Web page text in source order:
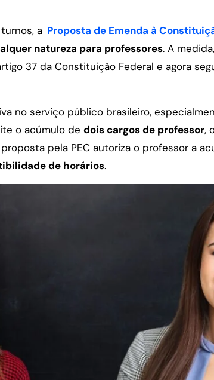
a Proposta de Emenda à
natureza para professores. A
37 da Constituição Federal e agora
no serviço público brasileiro,
o acúmulo de dois cargos de professor,
pela PEC autoriza o professor a
de horários.